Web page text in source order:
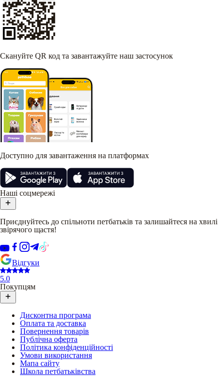
Скануйте QR код та завантажуйте наш застосунок
Доступно для завантаження на платформах
Наші соцмережі
Приєднуйтесь до спільноти петбатьків та залишайтеся на хвилі
звірячого щастя!
Відгуки
5.0
Покупцям
Дисконтна програма
Оплата та доставка
Повернення товарів
Публічна оферта
Політика конфіденційності
Умови використання
Мапа сайту
Школа петбатьківства